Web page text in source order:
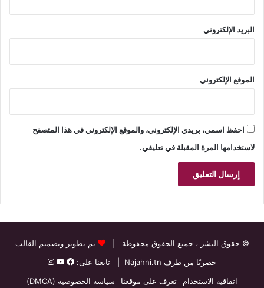
البريد الإلكتروني
الموقع الإلكتروني
احفظ اسمي، بريدي الإلكتروني، والموقع الإلكتروني في هذا المتصفح
لاستخدامها المرة المقبلة في تعليقي.
© حقوق النشر ، جميع الحقوق محفوظة |
تم تطوير وتصميم القالب
حصريًا من طرف Najahni.tn | تابعنا على:
اتفاقية الاستخدام
تعرف على موقعنا سياسة الخصوصية (DMCA)